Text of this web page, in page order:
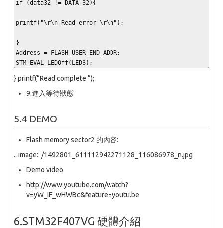
if (data32 != DATA_32){
printf("\r\n Read error \r\n");
}
Address = FLASH_USER_END_ADDR;
STM_EVAL_LEDOff(LED3);
} printf(“Read complete ”);
9.進入等待狀態
5.4 DEMO
Flash memory sector2 的內容:
.. image:: /1492801_611112942271128_116086978_n.jpg
Demo video
http://www.youtube.com/watch?
v=yW_IF_wHWBc&feature=youtu.be
6.STM32F407VG 硬體介紹